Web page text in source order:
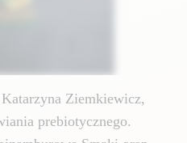
Ziemkiewicz,
prebiotycznego.